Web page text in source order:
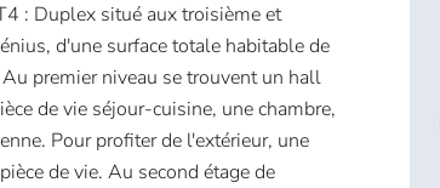
: Duplex situé aux troisième et
d'une surface totale habitable de
premier niveau se trouvent un hall
de vie séjour-cuisine, une chambre,
Pour profiter de l'extérieur, une
de vie. Au second étage de